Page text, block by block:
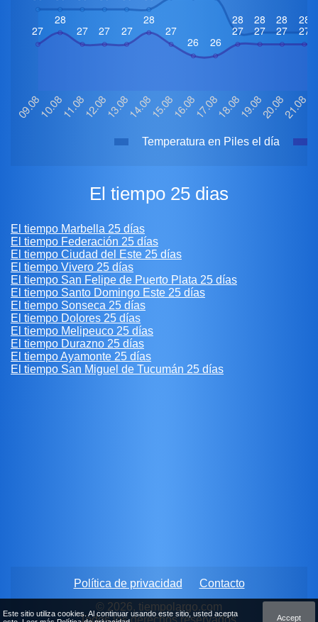
Temperatura en Piles el día
El tiempo 25 dias
El tiempo Marbella 25 días
El tiempo Federación 25 días
El tiempo Ciudad del Este 25 días
El tiempo Vivero 25 días
El tiempo San Felipe de Puerto Plata 25 días
El tiempo Santo Domingo Este 25 días
El tiempo Sonseca 25 días
El tiempo Dolores 25 días
El tiempo Melipeuco 25 días
El tiempo Durazno 25 días
El tiempo Ayamonte 25 días
El tiempo San Miguel de Tucumán 25 días
Política de privacidad
Contacto
© 2026, tiempolargo.com
Todos los derechos reservados.
Este sitio utiliza cookies. Al continuar usando este sitio, usted acepta
Accept